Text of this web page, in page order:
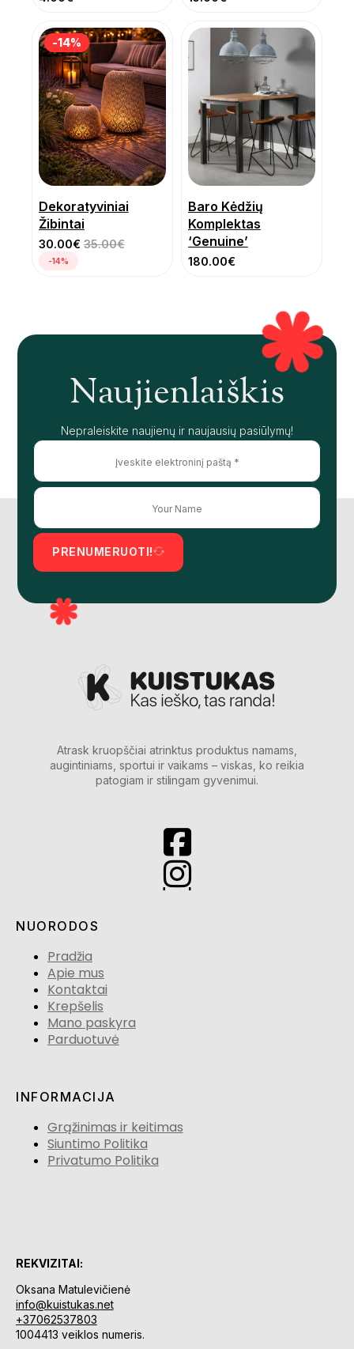
Dekoratyviniai
Žibintai
30.00€ 35.00€
-14%
-14%
-14%
Baro Kėdžių
Komplektas
‘Genuine’
180.00€
Naujienlaiškis
Nepraleiskite naujienų ir naujausių pasiūlymų!
PRENUMERUOTI!
Atrask kruopščiai atrinktus produktus namams,
augintiniams, sportui ir vaikams – viskas, ko reikia
patogiam ir stilingam gyvenimui.
NUORODOS
Pradžia
Apie mus
Kontaktai
Krepšelis
Mano paskyra
Parduotuvė
INFORMACIJA
Grąžinimas ir keitimas
Siuntimo Politika
Privatumo Politika
REKVIZITAI:
Oksana Matulevičienė
info@kuistukas.net
+37062537803
1004413 veiklos numeris.